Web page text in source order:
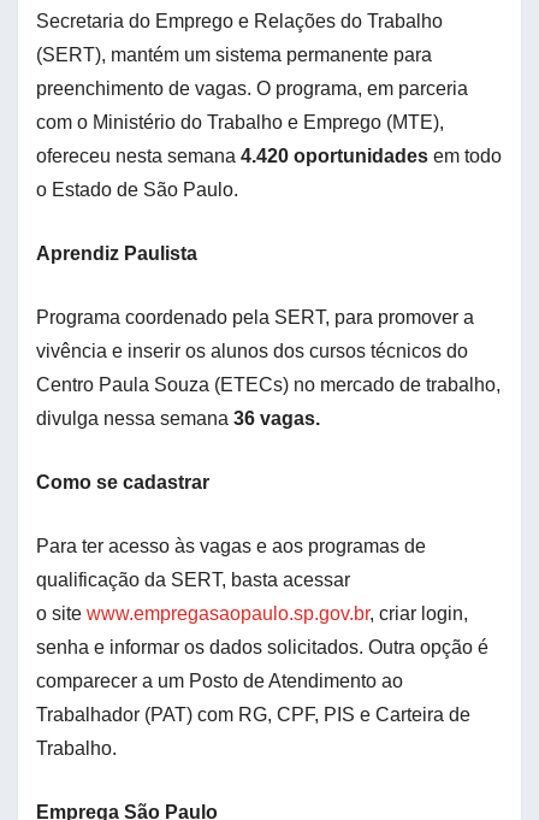
Secretaria do Emprego e Relações do Trabalho
(SERT), mantém um sistema permanente para
preenchimento de vagas. O programa, em parceria
com o Ministério do Trabalho e Emprego (MTE),
ofereceu nesta semana 4.420 oportunidades em todo
o Estado de São Paulo.
Aprendiz Paulista
Programa coordenado pela SERT, para promover a
vivência e inserir os alunos dos cursos técnicos do
Centro Paula Souza (ETECs) no mercado de trabalho,
divulga nessa semana 36 vagas.
Como se cadastrar
Para ter acesso às vagas e aos programas de
qualificação da SERT, basta acessar
o site www.empregasaopaulo.sp.gov.br, criar login,
senha e informar os dados solicitados. Outra opção é
comparecer a um Posto de Atendimento ao
Trabalhador (PAT) com RG, CPF, PIS e Carteira de
Trabalho.
Emprega São Paulo